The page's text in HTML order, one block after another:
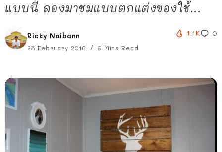
แบบนี้ ลองมาชมแบบตกแต่งของใช้...
Ricky Naibann
28 February 2016 6 Mins Read
1.1K 0